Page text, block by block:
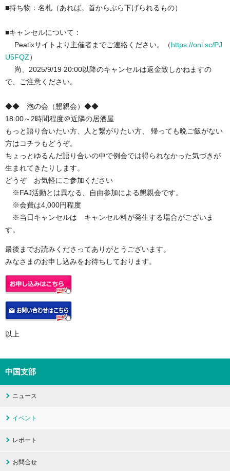
■持ち物：名札 （あれば。首からぶら下げられるもの）
■キャンセルについて：
Peatixサイトより主催者までご連絡ください。（ https://onl.sc/PJ
U5FQZ ）
尚、2025/9/19 20:00以降のキャンセルは返金致しかねますの
で、ご注意ください。
◆◆ 泡の会（懇親会）◆◆
18:00～2時間程度＠近隣の居酒屋
もっと語り合いたい方、人と繋がりたい方、 帰っても晩ご飯がない
方はコチラもどうぞ。
ちょっとゆるんだ語り合いの中で例会では得られなかった気づきが
生まれてきたりします。
どうぞ お気軽にご参加ください
※FAJ活動とは異なる、自由参加による懇親会です。
※会費は4,000円程度
※当日キャンセルは キャンセル料が発生する場合がございま
す。
最後までお読みくださってありがとうございます。
みなさまのお申し込みをお待ちしております。
以上
中国支部
ニュース
イベント
レポート
お問合せ